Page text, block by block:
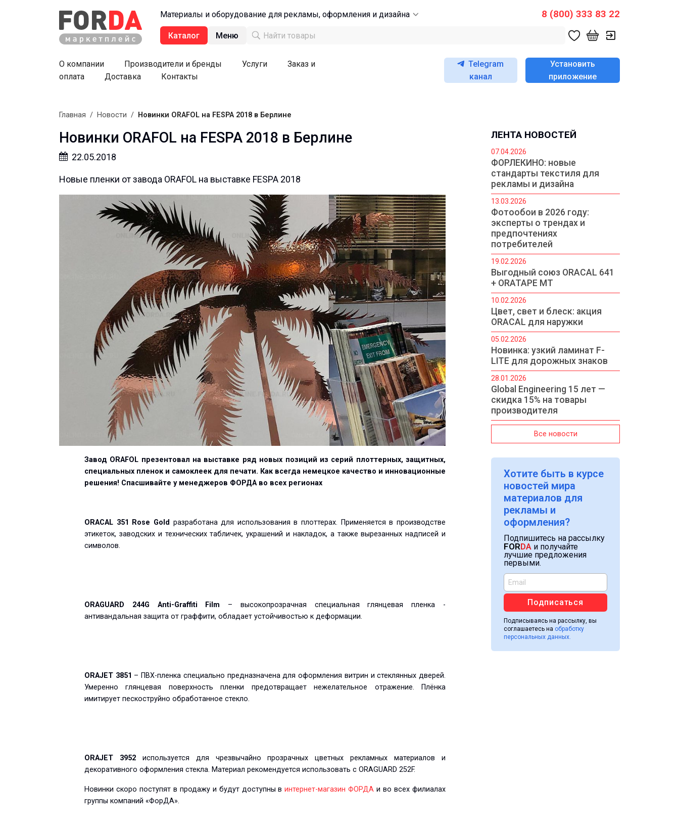
Материалы и оборудование для рекламы, оформления и дизайна 8 (800) 333 83 22
Каталог Меню
О компании Производители и бренды Услуги
Заказ и
оплата
Доставка Контакты
Telegram
канал
Установить
приложение
Главная / Новости / Новинки ORAFOL на FESPA 2018 в Берлине
Новинки ORAFOL на FESPA 2018 в Берлине
22.05.2018
Новые пленки от завода ORAFOL на выставке FESPA 2018
Завод ORAFOL презентовал на выставке ряд новых позиций из серий плоттерных, защитных,
специальных пленок и самоклеек для печати. Как всегда немецкое качество и инновационные
решения! Спасшивайте у менеджеров ФОРДА во всех регионах
ORACAL 351 Rose Gold разработана для использования в плоттерах. Применяется в производстве
этикеток, заводских и технических табличек, украшений и накладок, а также вырезанных надписей и
символов.
ORAGUARD 244G Anti-Graffiti Film – высокопрозрачная специальная глянцевая пленка -
антивандальная защита от граффити, обладает устойчивостью к деформации.
ORAJET 3851 – ПВХ-пленка специально предназначена для оформления витрин и стеклянных дверей.
Умеренно глянцевая поверхность пленки предотвращает нежелательное отражение. Плёнка
имитирует пескоструйно обработанное стекло.
ORAJET 3952используется для чрезвычайно прозрачных цветных рекламных материалов и
декоративного оформления стекла. Материал рекомендуется использовать с ORAGUARD 252F.
Новинки скоро поступят в продажу и будут доступны винтернет-магазин ФОРДА и во всех филиалах
группы компаний «ФорДА».
ЛЕНТА НОВОСТЕЙ
07.04.2026
ФОРЛЕКИНО: новые
стандарты текстиля для
рекламы и дизайна
13.03.2026
Фотообои в 2026 году:
эксперты о трендах и
предпочтениях
потребителей
19.02.2026
Выгодный союз ORACAL 641
+ ORATAPE MT
10.02.2026
Цвет, свет и блеск: акция
ORACAL для наружки
05.02.2026
Новинка: узкий ламинат F-
LITE для дорожных знаков
28.01.2026
Global Engineering 15 лет —
скидка 15% на товары
производителя
Все новости
Хотите быть в курсе
новостей мира
материалов для
рекламы и
оформления?
Подпишитесь на рассылку
FORDA и получайте
лучшие предложения
первыми.
Подписаться
Подписываясь на рассылку, вы
соглашаетесь на обработку
персональных данных.